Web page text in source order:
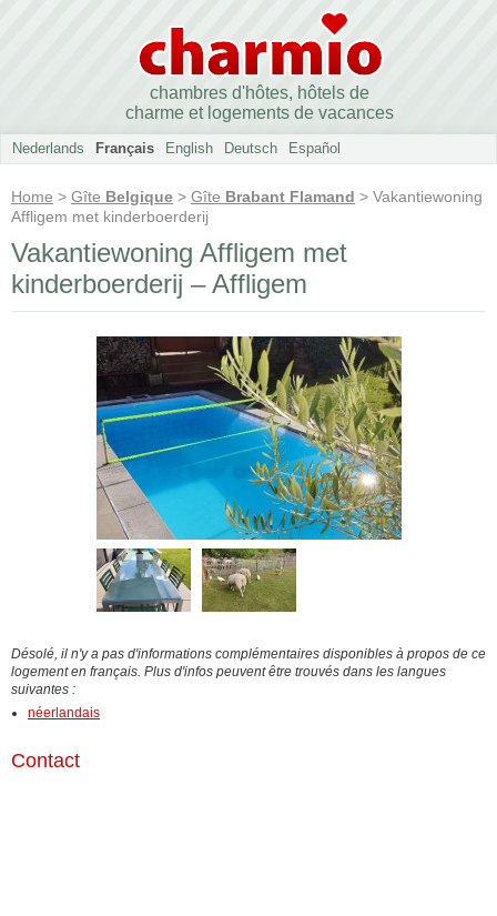
chambres d'hôtes, hôtels de
charme et logements de vacances
Nederlands Français English Deutsch Español
Home > Gîte Belgique > Gîte Brabant Flamand > Vakantiewoning
Affligem met kinderboerderij
Vakantiewoning Affligem met
kinderboerderij – Affligem
Désolé, il n'y a pas d'informations complémentaires disponibles à propos de ce
logement en français. Plus d'infos peuvent être trouvés dans les langues
suivantes :
néerlandais
Contact